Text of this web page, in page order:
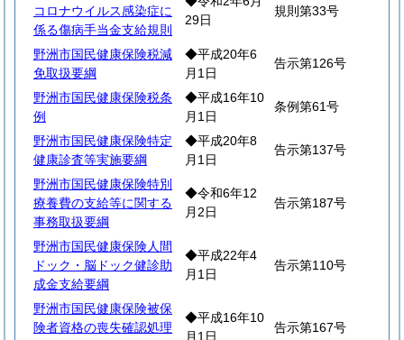
コロナウイルス感染症に
係る傷病手当金支給規則
29日
規則第33号
野洲市国民健康保険税減
免取扱要綱
◆平成20年6
月1日
告示第126号
野洲市国民健康保険税条
例
◆平成16年10
月1日
条例第61号
野洲市国民健康保険特定
健康診査等実施要綱
◆平成20年8
月1日
告示第137号
野洲市国民健康保険特別
療養費の支給等に関する
事務取扱要綱
◆令和6年12
月2日
告示第187号
野洲市国民健康保険人間
ドック・脳ドック健診助
成金支給要綱
◆平成22年4
月1日
告示第110号
野洲市国民健康保険被保
険者資格の喪失確認処理
◆平成16年10
月1日
告示第167号